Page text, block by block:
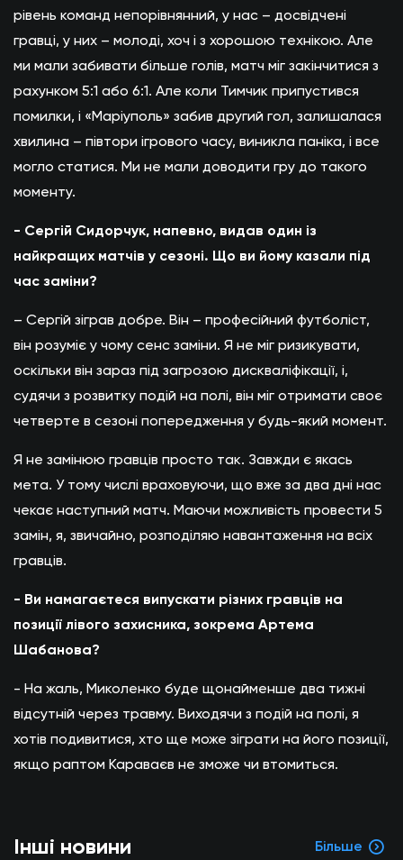
рівень команд непорівнянний, у нас – досвідчені
гравці, у них – молоді, хоч і з хорошою технікою. Але
ми мали забивати більше голів, матч міг закінчитися з
рахунком 5:1 або 6:1. Але коли Тимчик припустився
помилки, і «Маріуполь» забив другий гол, залишалася
хвилина – півтори ігрового часу, виникла паніка, і все
могло статися. Ми не мали доводити гру до такого
моменту.
- Сергій Сидорчук, напевно, видав один із
найкращих матчів у сезоні. Що ви йому казали під
час заміни?
– Сергій зіграв добре. Він – професійний футболіст,
він розуміє у чому сенс заміни. Я не міг ризикувати,
оскільки він зараз під загрозою дискваліфікації, і,
судячи з розвитку подій на полі, він міг отримати своє
четверте в сезоні попередження у будь-який момент.
Я не замінюю гравців просто так. Завжди є якась
мета. У тому числі враховуючи, що вже за два дні нас
чекає наступний матч. Маючи можливість провести 5
замін, я, звичайно, розподіляю навантаження на всіх
гравців.
- Ви намагаєтеся випускати різних гравців на
позиції лівого захисника, зокрема Артема
Шабанова?
- На жаль, Миколенко буде щонайменше два тижні
відсутній через травму. Виходячи з подій на полі, я
хотів подивитися, хто ще може зіграти на його позиції,
якщо раптом Караваєв не зможе чи втомиться.
Інші новини Більше